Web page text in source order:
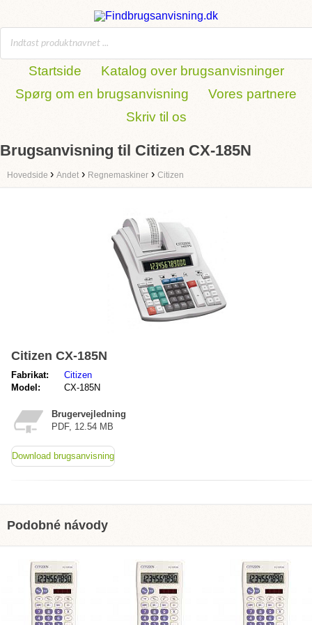
Startside
Katalog over brugsanvisninger
Spørg om en brugsanvisning
Vores partnere
Skriv til os
Brugsanvisning til Citizen CX-185N
Hovedside › Andet › Regnemaskiner › Citizen
Citizen CX-185N
Fabrikat:
Citizen
Model:
CX-185N
Brugervejledning
PDF, 12.54 MB
Download brugsanvisning
Podobné návody